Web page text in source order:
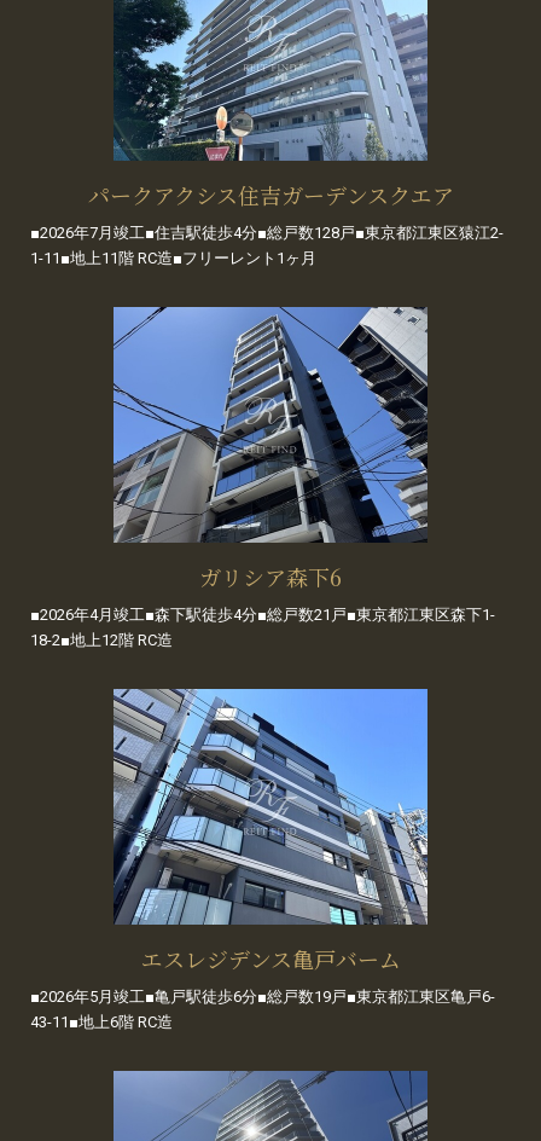
パークアクシス住吉ガーデンスクエア
■2026年7月竣工■住吉駅徒歩4分■総戸数128戸■東京都江東区猿江2-
1-11■地上11階 RC造■フリーレント1ヶ月
ガリシア森下6
■2026年4月竣工■森下駅徒歩4分■総戸数21戸■東京都江東区森下1-
18-2■地上12階 RC造
エスレジデンス亀戸バーム
■2026年5月竣工■亀戸駅徒歩6分■総戸数19戸■東京都江東区亀戸6-
43-11■地上6階 RC造